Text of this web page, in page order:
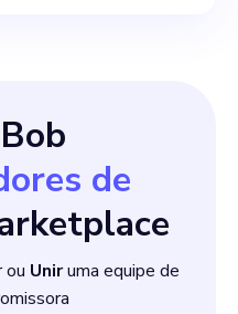
de
ou Uniruma equipe de